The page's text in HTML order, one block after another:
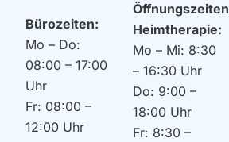
Bürozeiten:
Mo – Do:
08:00 – 17:00
Uhr
Fr: 08:00 –
12:00 Uhr
Öffnungszeiten
Heimtherapie:
Mo – Mi: 8:30
– 16:30 Uhr
Do: 9:00 –
18:00 Uhr
Fr: 8:30 –